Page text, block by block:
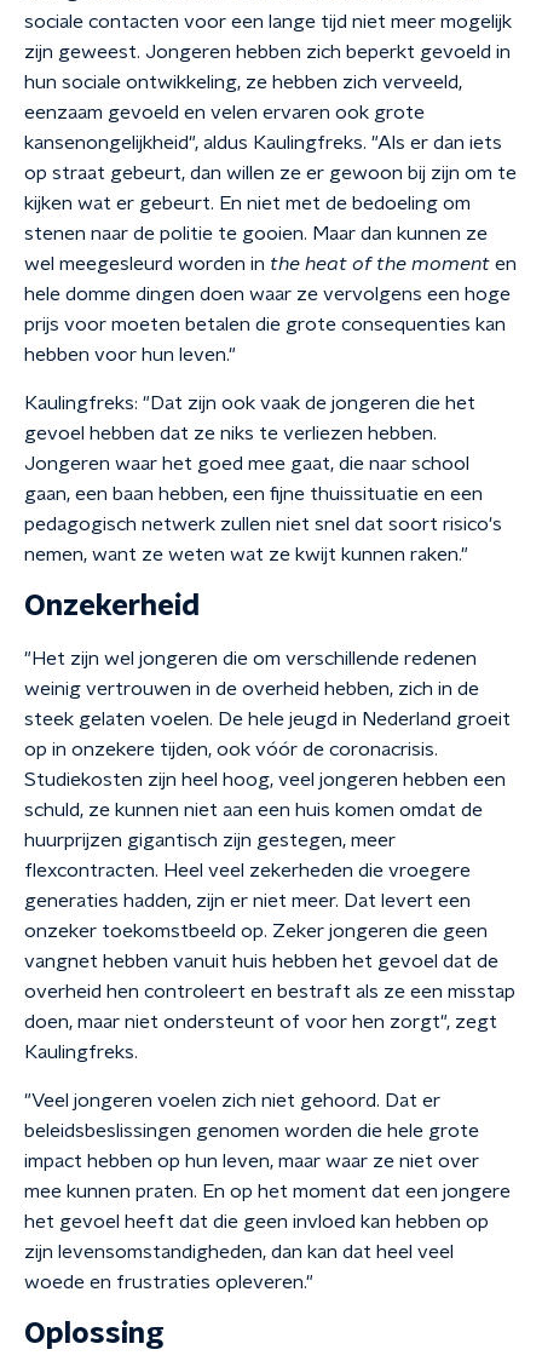
sociale contacten voor een lange tijd niet meer mogelijk
zijn geweest. Jongeren hebben zich beperkt gevoeld in
hun sociale ontwikkeling, ze hebben zich verveeld,
eenzaam gevoeld en velen ervaren ook grote
kansenongelijkheid", aldus Kaulingfreks. "Als er dan iets
op straat gebeurt, dan willen ze er gewoon bij zijn om te
kijken wat er gebeurt. En niet met de bedoeling om
stenen naar de politie te gooien. Maar dan kunnen ze
wel meegesleurd worden in the heat of the moment en
hele domme dingen doen waar ze vervolgens een hoge
prijs voor moeten betalen die grote consequenties kan
hebben voor hun leven."
Kaulingfreks: "Dat zijn ook vaak de jongeren die het
gevoel hebben dat ze niks te verliezen hebben.
Jongeren waar het goed mee gaat, die naar school
gaan, een baan hebben, een fijne thuissituatie en een
pedagogisch netwerk zullen niet snel dat soort risico's
nemen, want ze weten wat ze kwijt kunnen raken."
Onzekerheid
"Het zijn wel jongeren die om verschillende redenen
weinig vertrouwen in de overheid hebben, zich in de
steek gelaten voelen. De hele jeugd in Nederland groeit
op in onzekere tijden, ook vóór de coronacrisis.
Studiekosten zijn heel hoog, veel jongeren hebben een
schuld, ze kunnen niet aan een huis komen omdat de
huurprijzen gigantisch zijn gestegen, meer
flexcontracten. Heel veel zekerheden die vroegere
generaties hadden, zijn er niet meer. Dat levert een
onzeker toekomstbeeld op. Zeker jongeren die geen
vangnet hebben vanuit huis hebben het gevoel dat de
overheid hen controleert en bestraft als ze een misstap
doen, maar niet ondersteunt of voor hen zorgt", zegt
Kaulingfreks.
"Veel jongeren voelen zich niet gehoord. Dat er
beleidsbeslissingen genomen worden die hele grote
impact hebben op hun leven, maar waar ze niet over
mee kunnen praten. En op het moment dat een jongere
het gevoel heeft dat die geen invloed kan hebben op
zijn levensomstandigheden, dan kan dat heel veel
woede en frustraties opleveren."
Oplossing